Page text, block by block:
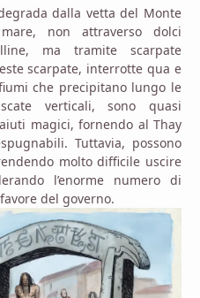
dalla vetta del Monte
non attraverso dolci
ma tramite scarpate
scarpate, interrotte qua e
che precipitano lungo le
verticali, sono quasi
magici, fornendo al Thay
Tuttavia, possono
molto difficile uscire
l’enorme numero di
del governo.